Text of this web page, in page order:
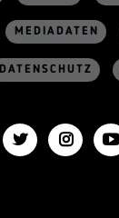
MEDIADATEN
DATENSCHUTZ